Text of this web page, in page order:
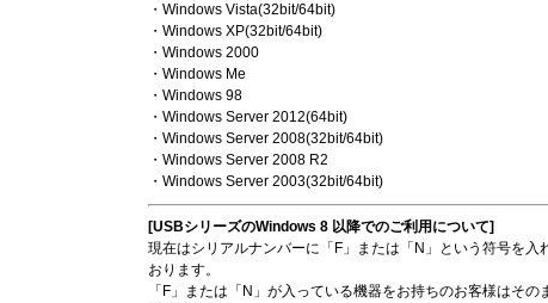
・Windows Vista(32bit/64bit)
・Windows XP(32bit/64bit)
・Windows 2000
・Windows Me
・Windows 98
・Windows Server 2012(64bit)
・Windows Server 2008(32bit/64bit)
・Windows Server 2008 R2
・Windows Server 2003(32bit/64bit)
[USBシリーズのWindows 8 以降でのご利用について]
現在はシリアルナンバーに「F」または「N」という符号を
おります。
「F」または「N」が入っている機器をお持ちのお客様はそ